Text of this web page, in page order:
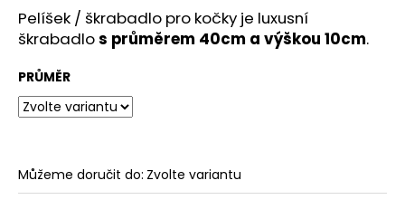
Pelíšek / škrabadlo pro kočky je luxusní
škrabadlos průměrem 40cm a výškou 10cm.
PRŮMĚR
Můžeme doručit do: Zvolte variantu
u
j
m
e